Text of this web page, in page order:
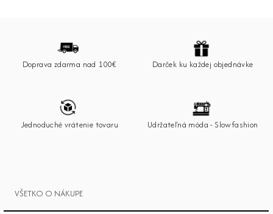
Doprava zdarma nad 100€ Darček ku každej objednávke
Jednoduché vrátenie tovaru Udržateľná móda - Slowfashion
VŠETKO O NÁKUPE